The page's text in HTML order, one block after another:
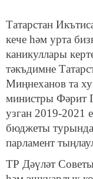
Татарстан
кече һәм урта
каникуллары
тәкъдимне
Миңнеханов та
министры Фәрит
узган 2019-2021
бюджеты
парламент
ТР Дәүләт